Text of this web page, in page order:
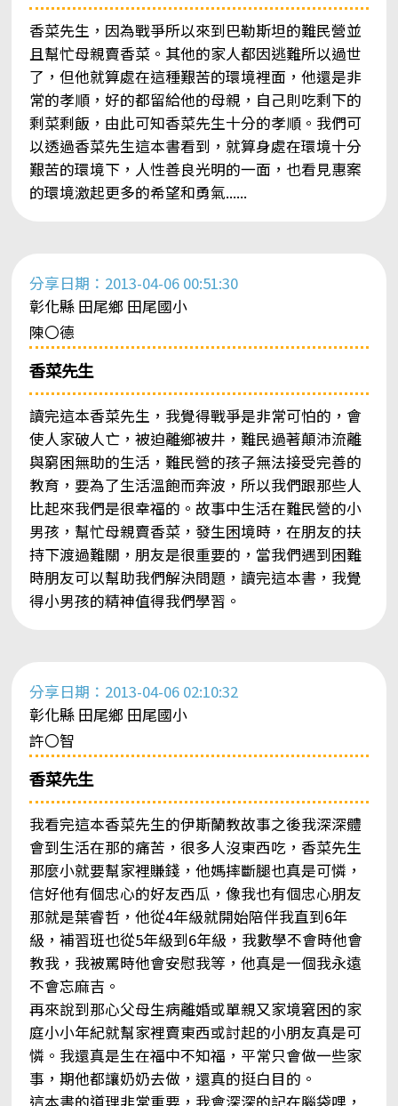
香菜先生，因為戰爭所以來到巴勒斯坦的難民營並
且幫忙母親賣香菜。其他的家人都因逃難所以過世
了，但他就算處在這種艱苦的環境裡面，他還是非
常的孝順，好的都留給他的母親，自己則吃剩下的
剩菜剩飯，由此可知香菜先生十分的孝順。我們可
以透過香菜先生這本書看到，就算身處在環境十分
艱苦的環境下，人性善良光明的一面，也看見惠案
的環境激起更多的希望和勇氣......
分享日期：2013-04-06 00:51:30
彰化縣 田尾鄉 田尾國小
陳〇德
香菜先生
讀完這本香菜先生，我覺得戰爭是非常可怕的，會
使人家破人亡，被迫離鄉被井，難民過著顛沛流離
與窮困無助的生活，難民營的孩子無法接受完善的
教育，要為了生活溫飽而奔波，所以我們跟那些人
比起來我們是很幸福的。故事中生活在難民營的小
男孩，幫忙母親賣香菜，發生困境時，在朋友的扶
持下渡過難關，朋友是很重要的，當我們遇到困難
時朋友可以幫助我們解決問題，讀完這本書，我覺
得小男孩的精神值得我們學習。
分享日期：2013-04-06 02:10:32
彰化縣 田尾鄉 田尾國小
許〇智
香菜先生
我看完這本香菜先生的伊斯蘭教故事之後我深深體
會到生活在那的痛苦，很多人沒東西吃，香菜先生
那麼小就要幫家裡賺錢，他媽摔斷腿也真是可憐，
信好他有個忠心的好友西瓜，像我也有個忠心朋友
那就是葉睿哲，他從4年級就開始陪伴我直到6年
級，補習班也從5年級到6年級，我數學不會時他會
教我，我被罵時他會安慰我等，他真是一個我永遠
不會忘麻吉。
再來說到那心父母生病離婚或單親又家境窘困的家
庭小小年紀就幫家裡賣東西或討起的小朋友真是可
憐。我還真是生在福中不知福，平常只會做一些家
事，期他都讓奶奶去做，還真的挺白目的。
這本書的道理非常重要，我會深深的記在腦袋哩，